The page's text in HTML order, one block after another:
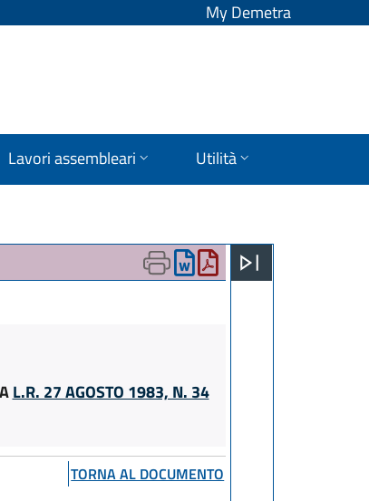
My Demetra
Lavori assembleari Utilità
L.R. 27 AGOSTO 1983, N. 34
TORNA AL DOCUMENTO